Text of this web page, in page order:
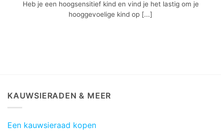
Heb je een hoogsensitief kind en vind je het lastig om je
hooggevoelige kind op [...]
KAUWSIERADEN & MEER
Een kauwsieraad kopen